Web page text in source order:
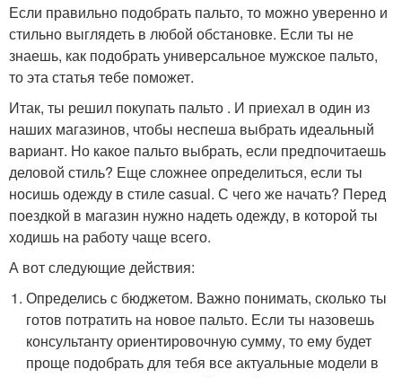
Если правильно подобрать пальто, то можно уверенно и
стильно выглядеть в любой обстановке. Если ты не
знаешь, как подобрать универсальное мужское пальто,
то эта статья тебе поможет.
Итак, ты решил покупать пальто . И приехал в один из
наших магазинов, чтобы неспеша выбрать идеальный
вариант. Но какое пальто выбрать, если предпочитаешь
деловой стиль? Еще сложнее определиться, если ты
носишь одежду в стиле casual. С чего же начать? Перед
поездкой в магазин нужно надеть одежду, в которой ты
ходишь на работу чаще всего.
А вот следующие действия:
Определись с бюджетом. Важно понимать, сколько ты
готов потратить на новое пальто. Если ты назовешь
консультанту ориентировочную сумму, то ему будет
проще подобрать для тебя все актуальные модели в